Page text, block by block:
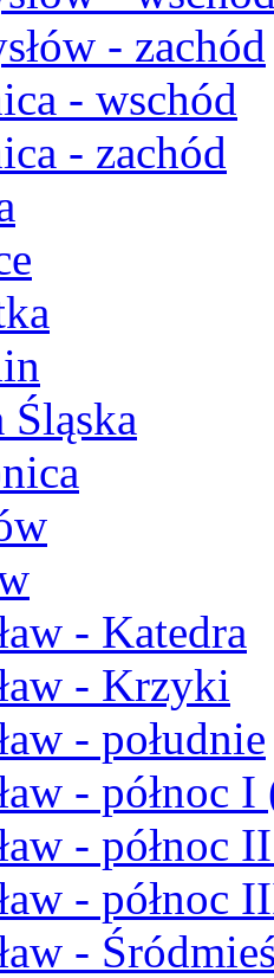
- zachód
- wschód
- zachód
Śląska
- Katedra
- Krzyki
- południe
- północ
- północ
- północ
-